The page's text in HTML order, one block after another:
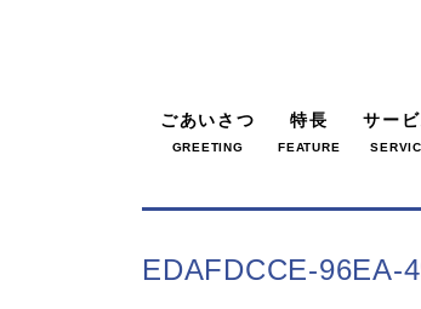
ごあいさつ
GREETING
特長
FEATURE
サービ
EDAFDCCE-96EA-